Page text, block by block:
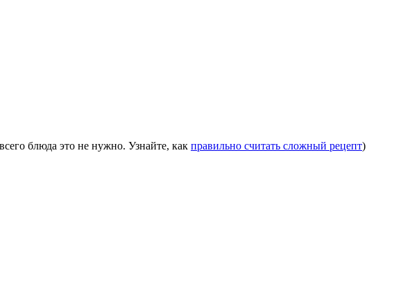
блюда это не нужно. Узнайте, как правильно считать сложный рецепт)